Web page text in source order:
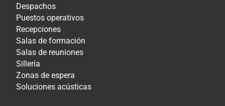
Despachos
Puestos operativos
Recepciones
Salas de formación
Salas de reuniones
Sillería
Zonas de espera
Soluciones acústicas